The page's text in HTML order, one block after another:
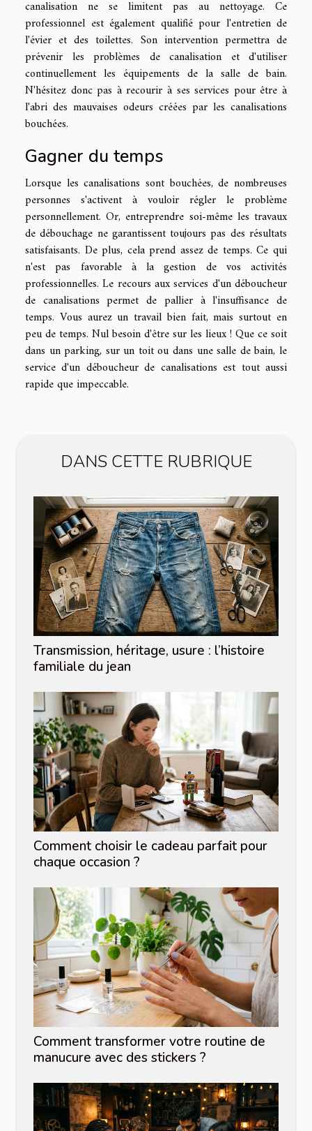
canalisation ne se limitent pas au nettoyage. Ce
professionnel est également qualifié pour l'entretien de
l'évier et des toilettes. Son intervention permettra de
prévenir les problèmes de canalisation et d'utiliser
continuellement les équipements de la salle de bain.
N'hésitez donc pas à recourir à ses services pour être à
l'abri des mauvaises odeurs créées par les canalisations
bouchées.
Gagner du temps
Lorsque les canalisations sont bouchées, de nombreuses
personnes s'activent à vouloir régler le problème
personnellement. Or, entreprendre soi-même les travaux
de débouchage ne garantissent toujours pas des résultats
satisfaisants. De plus, cela prend assez de temps. Ce qui
n'est pas favorable à la gestion de vos activités
professionnelles. Le recours aux services d'un déboucheur
de canalisations permet de pallier à l'insuffisance de
temps. Vous aurez un travail bien fait, mais surtout en
peu de temps. Nul besoin d'être sur les lieux ! Que ce soit
dans un parking, sur un toit ou dans une salle de bain, le
service d'un déboucheur de canalisations est tout aussi
rapide que impeccable.
DANS CETTE RUBRIQUE
Transmission, héritage, usure : l’histoire
familiale du jean
Comment choisir le cadeau parfait pour
chaque occasion ?
Comment transformer votre routine de
manucure avec des stickers ?